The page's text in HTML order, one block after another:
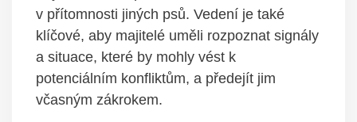
v ‍přítomnosti jiných⁣ psů. Vedení‌ je také
klíčové, aby⁤ majitelé uměli rozpoznat⁤ signály
‍a situace, ⁢které by mohly ​vést k
potenciálním konfliktům, a ⁢předejít jim
včasným ‍zákrokem.